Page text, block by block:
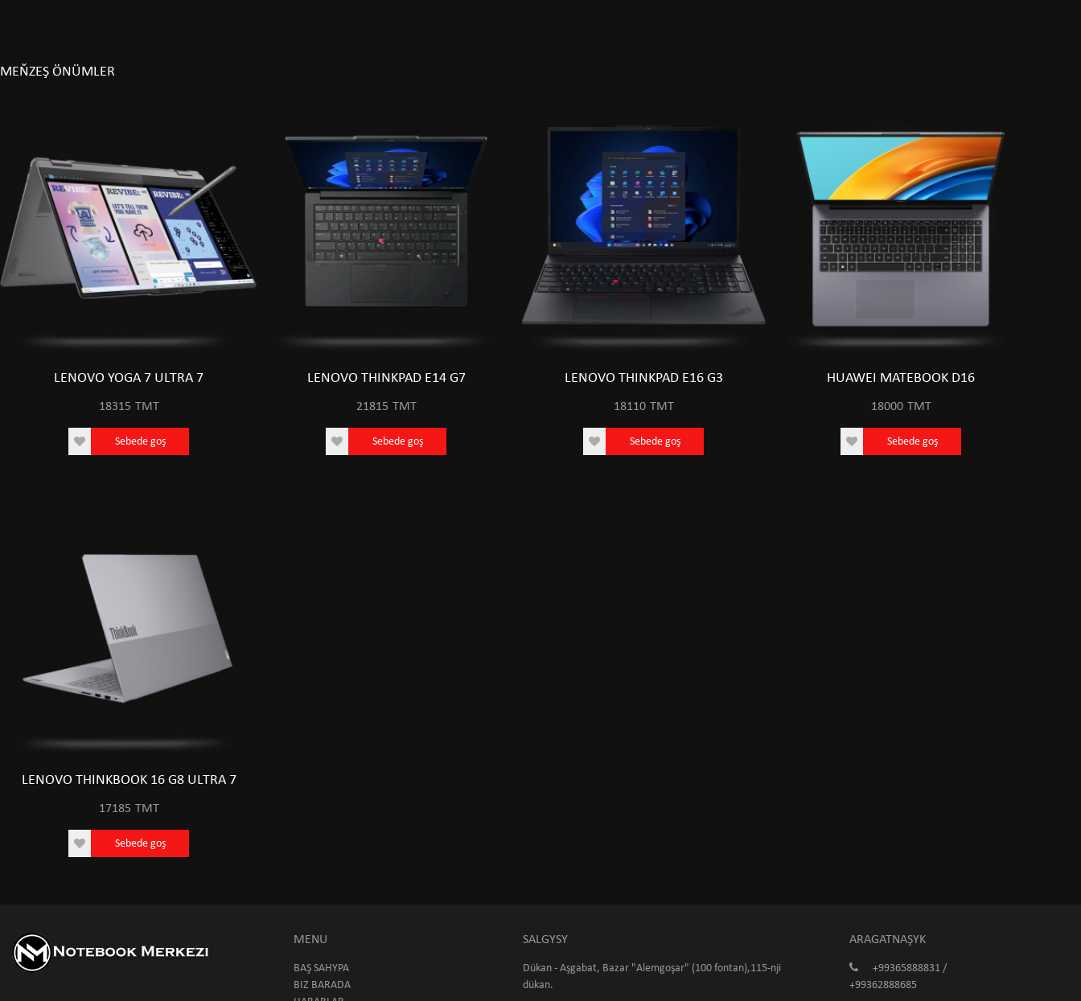
MEŇZEŞ ÖNÜMLER
LENOVO YOGA 7 ULTRA 7
18315 TMT
Sebede goş
LENOVO THINKPAD E14 G7
21815 TMT
Sebede goş
LENOVO THINKPAD E16 G3
18110 TMT
Sebede goş
HUAWEI MATEBOOK D16
18000 TMT
Sebede goş
LENOVO THINKBOOK 16 G8 ULTRA 7
17185 TMT
Sebede goş
MENU
BAŞ SAHYPA
BIZ BARADA
SALGYSY
Dükan - Aşgabat, Bazar "Alemgoşar" (100 fontan),115-nji
dükan.
ARAGATNAŞYK
+99365888831 /
+99362888685